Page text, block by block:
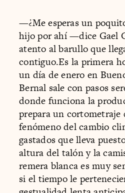
—¿Me esperas un
hijo por ahí —dice Gael
atento al barullo que
contiguo.Es la primera
un día de enero en
Bernal sale con pasos
donde funciona la
prepara un cortometraje
fenómeno del cambio
gastados que lleva
altura del talón y la
remera blanca es muy
si el tiempo le